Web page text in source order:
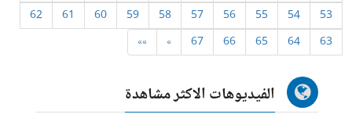
53
54
55
56
57
58
59
60
61
62
63
64
65
66
67
»
»»
الفيديوهات الاكثر مشاهدة